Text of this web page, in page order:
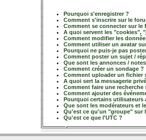
Pourquoi s'enregistrer ?
Comment s'inscrire sur le
Comment se connecter sur le
A quoi servent les "cookies",
Comment modifier les
Comment utiliser un avatar
Pourquoi ne puis-je pas
Comment poster un sujet /
Que sont les annonces /
Comment créer un sondage ?
Comment uploader un fichier
A quoi sert la messagerie
Comment faire une recherche
Comment ajouter des
Pourquoi certains utilisateurs
Que sont les modérateurs et
Qu'est ce qu'un "groupe" sur
Qu'est ce que l'UTC ?